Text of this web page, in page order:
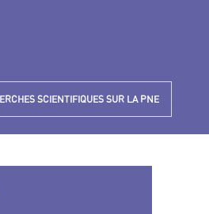
SCIENTIFIQUES SUR LA PNE